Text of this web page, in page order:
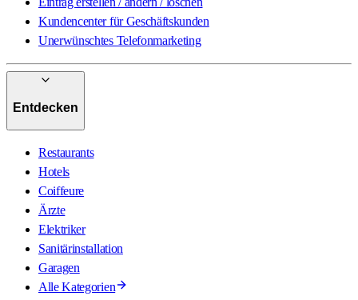
Kundencenter für Geschäftskunden
Unerwünschtes Telefonmarketing
Entdecken
Restaurants
Hotels
Coiffeure
Ärzte
Elektriker
Sanitärinstallation
Garagen
Alle Kategorien